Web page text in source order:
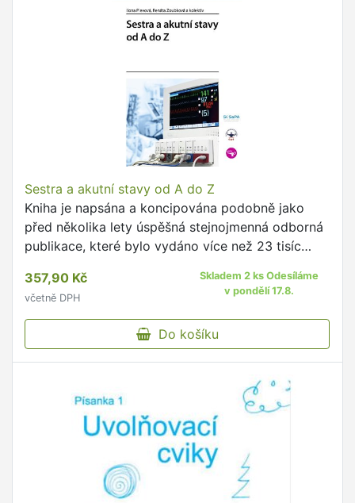
Sestra a akutní stavy od A do Z
Kniha je napsána a koncipována podobně jako
před několika lety úspěšná stejnojmenná odborná
publikace, které bylo vydáno více než 23 tisíc
357,90 Kč
včetně DPH
Skladem 2 ks Odesíláme
v pondělí 17.8.
Do košíku